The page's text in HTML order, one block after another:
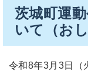
茨城町運
いて（おし
令和8年3月3日（